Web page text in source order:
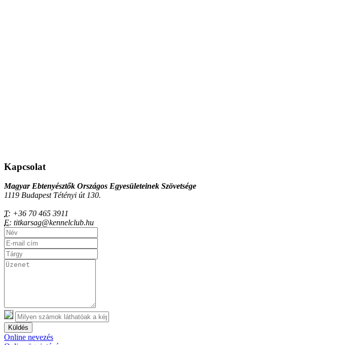
Kapcsolat
Magyar Ebtenyésztők Országos Egyesületeinek Szövetsége
1119 Budapest Tétényi út 130.
T: +36 70 465 3911
E: titkarsag@kennelclub.hu
Küldés
Online nevezés